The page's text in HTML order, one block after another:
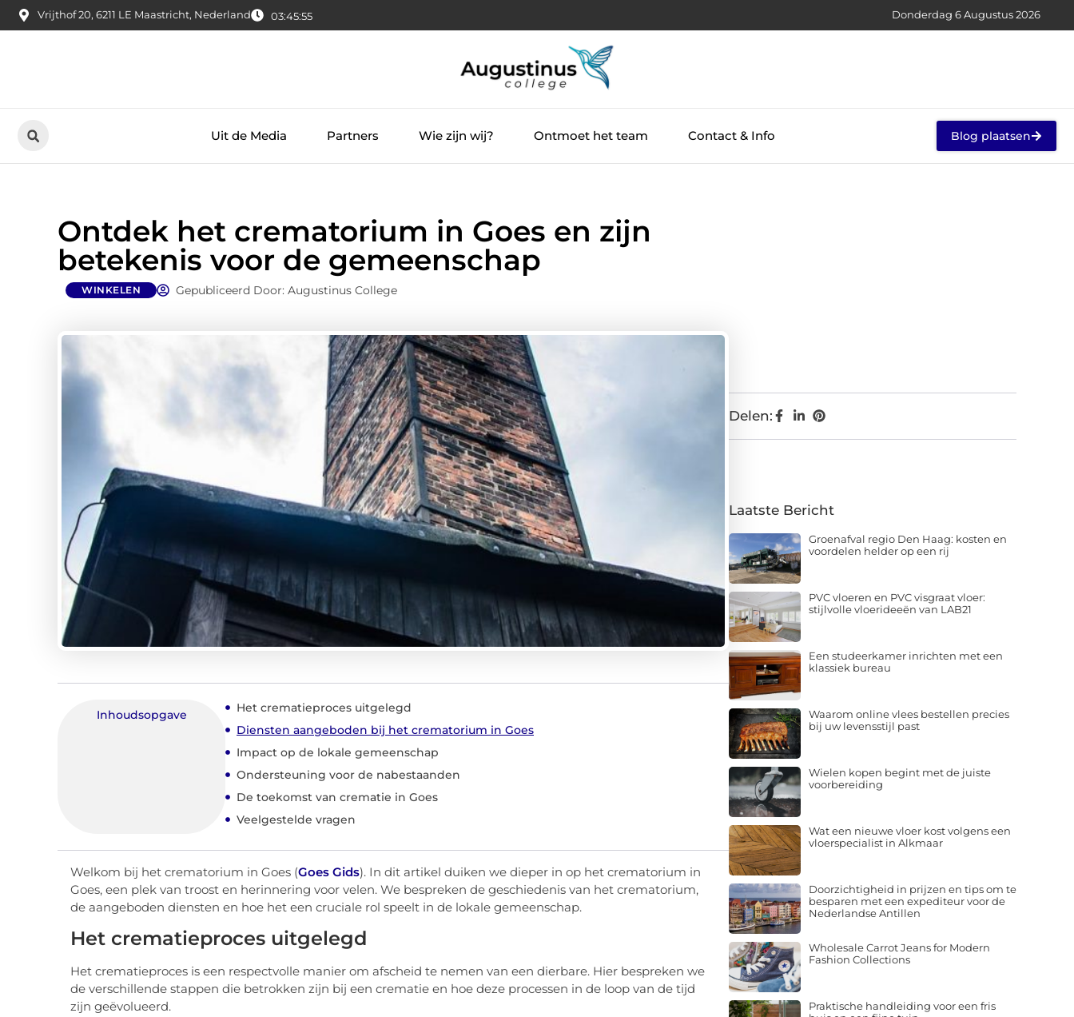
Vrijthof 20, 6211 LE Maastricht, Nederland 03:45:56 Donderdag 6 Augustus 2026
Uit de Media Partners Wie zijn wij? Ontmoet het team Contact & Info Blog plaatsen
Ontdek het crematorium in Goes en zijn
betekenis voor de gemeenschap
WINKELEN Gepubliceerd Door: Augustinus College
Inhoudsopgave
Het crematieproces uitgelegd
Diensten aangeboden bij het crematorium in Goes
Impact op de lokale gemeenschap
Ondersteuning voor de nabestaanden
De toekomst van crematie in Goes
Veelgestelde vragen
Welkom bij het crematorium in Goes (Goes Gids). In dit artikel duiken we dieper in op het crematorium in
Goes, een plek van troost en herinnering voor velen. We bespreken de geschiedenis van het crematorium,
de aangeboden diensten en hoe het een cruciale rol speelt in de lokale gemeenschap.
Het crematieproces uitgelegd
Het crematieproces is een respectvolle manier om afscheid te nemen van een dierbare. Hier bespreken we
de verschillende stappen die betrokken zijn bij een crematie en hoe deze processen in de loop van de tijd
zijn geëvolueerd.
Delen:
Laatste Bericht
Groenafval regio Den Haag: kosten en
voordelen helder op een rij
PVC vloeren en PVC visgraat vloer:
stijlvolle vloerideeën van LAB21
Een studeerkamer inrichten met een
klassiek bureau
Waarom online vlees bestellen precies
bij uw levensstijl past
Wielen kopen begint met de juiste
voorbereiding
Wat een nieuwe vloer kost volgens een
vloerspecialist in Alkmaar
Doorzichtigheid in prijzen en tips om te
besparen met een expediteur voor de
Nederlandse Antillen
Wholesale Carrot Jeans for Modern
Fashion Collections
Praktische handleiding voor een fris